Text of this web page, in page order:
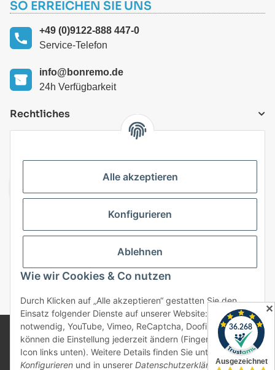
SO ERREICHEN SIE UNS
+49 (0)9122-888 447-0
Service-Telefon
info@bonremo.de
24h Verfügbarkeit
Rechtliches
Vertrag widerrufen
* Alle Preise inkl. gesetzlicher USt., zzgl.Versand
© 2025 bonremo.de. Alle Rechte vorbehalten.
Alle verwendeten Markennamen u. Bezeichnungen sind
eingetragene Warenzeichen u. Marken der jeweiligen
Eigentümer. Sie dienen nur zur Verdeutlichung der
Alle akzeptieren
Konfigurieren
Ablehnen
Wie wir Cookies & Co nutzen
Durch Klicken auf „Alle akzeptieren“ gestatten Sie den
Einsatz folgender Dienste auf unserer Website: Technisch
notwendig, YouTube, Vimeo, ReCaptcha, Doofinder. Sie
können die Einstellung jederzeit ändern (Fingerabdruck-
Icon links unten). Weitere Details finden Sie unter
Konfigurieren und in unserer Datenschutzerklärung.
✕